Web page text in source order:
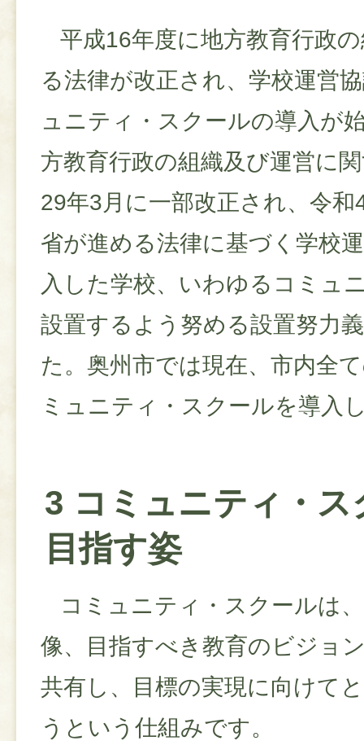
平成16年度に地方教育行政
る法律が改正され、学校運営
ュニティ・スクールの導入が
方教育行政の組織及び運営に
29年3月に一部改正され、令和
省が進める法律に基づく学校
入した学校、いわゆるコミュ
設置するよう努める設置努力
た。奥州市では現在、市内全
ミュニティ・スクールを導入
3 コミュニティ・ス
目指す姿
コミュニティ・スクールは
像、目指すべき教育のビジョ
共有し、目標の実現に向けて
うという仕組みです。